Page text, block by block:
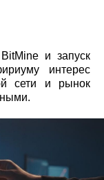
и запуск
интерес
сети и рынок